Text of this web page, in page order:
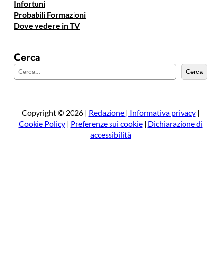
Infortuni
Probabili Formazioni
Dove vedere in TV
Cerca
e
a
Cerca
Copyright © 2026 | Redazione | Informativa privacy|
Cookie Policy| Preferenze sui cookie| Dichiarazione di
accessibilità